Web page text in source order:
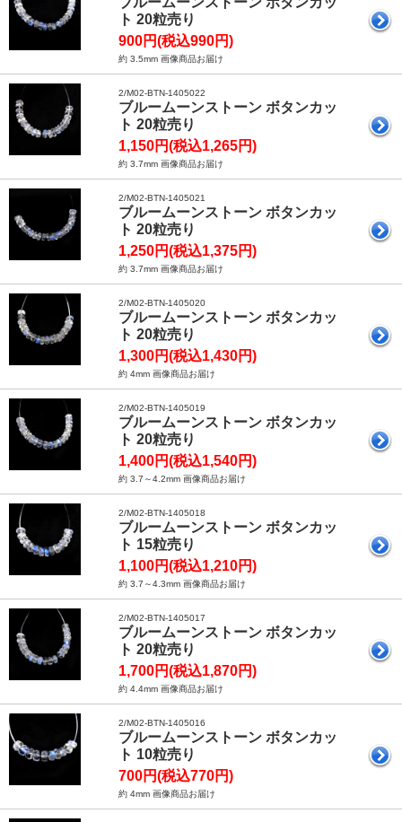
ト 20粒売り
900円(税込990円)
約 3.5mm 画像商品お届け
2/M02-BTN-1405022
ブルームーンストーン ボタンカッ
ト 20粒売り
1,150円(税込1,265円)
約 3.7mm 画像商品お届け
2/M02-BTN-1405021
ブルームーンストーン ボタンカッ
ト 20粒売り
1,250円(税込1,375円)
約 3.7mm 画像商品お届け
2/M02-BTN-1405020
ブルームーンストーン ボタンカッ
ト 20粒売り
1,300円(税込1,430円)
約 4mm 画像商品お届け
2/M02-BTN-1405019
ブルームーンストーン ボタンカッ
ト 20粒売り
1,400円(税込1,540円)
約 3.7～4.2mm 画像商品お届け
2/M02-BTN-1405018
ブルームーンストーン ボタンカッ
ト 15粒売り
1,100円(税込1,210円)
約 3.7～4.3mm 画像商品お届け
2/M02-BTN-1405017
ブルームーンストーン ボタンカッ
ト 20粒売り
1,700円(税込1,870円)
約 4.4mm 画像商品お届け
2/M02-BTN-1405016
ブルームーンストーン ボタンカッ
ト 10粒売り
700円(税込770円)
約 4mm 画像商品お届け